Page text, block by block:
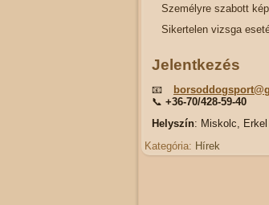
Személyre szabott
Sikertelen vizsga
Jelentkezés
📧
📞 +36-70/428-59-40
Helyszín: Miskolc,
Kategória: Hírek